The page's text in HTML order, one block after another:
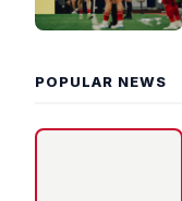
POPULAR NEWS